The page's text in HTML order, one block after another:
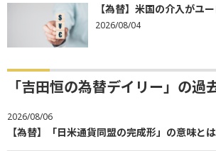
【為替】米国の介入がユ
2026/08/04
「吉田恒の為替デイリー」の過
2026/08/06
【為替】「日米通貨同盟の完成形」の意味と